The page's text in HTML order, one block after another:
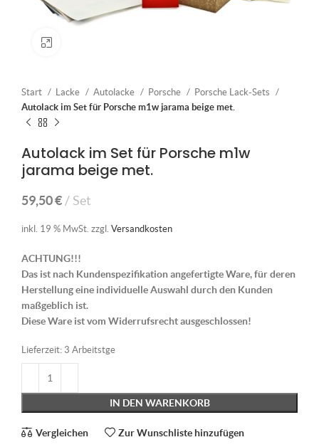
Start Lacke Autolacke Porsche
Porsche Lack-Sets
Autolack im Set für Porsche m1w jarama beige met.
Autolack im Set für Porsche m1w
jarama beige met.
59,50€ Set
inkl. 19 % MwSt. zzgl. Versandkosten
ACHTUNG!!!
Das ist nach Kundenspezifikation angefertigte Ware, für deren
Herstellung eine individuelle Auswahl durch den Kunden
maßgeblich ist.
Diese Ware ist vom Widerrufsrecht ausgeschlossen!
Lieferzeit: 3 Arbeitstge
IN DEN WARENKORB
Vergleichen Zur Wunschliste hinzufügen